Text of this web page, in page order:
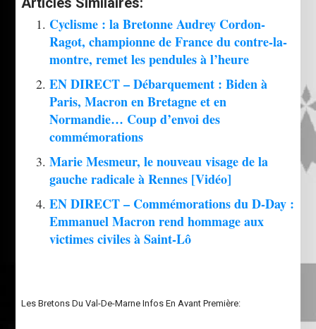
Cyclisme : la Bretonne Audrey Cordon-
Ragot, championne de France du contre-la-
montre, remet les pendules à l’heure
EN DIRECT – Débarquement : Biden à
Paris, Macron en Bretagne et en
Normandie… Coup d’envoi des
commémorations
Marie Mesmeur, le nouveau visage de la
gauche radicale à Rennes [Vidéo]
EN DIRECT – Commémorations du D-Day :
Emmanuel Macron rend hommage aux
victimes civiles à Saint-Lô
Les Bretons Du Val-De-Marne Infos En Avant Première: